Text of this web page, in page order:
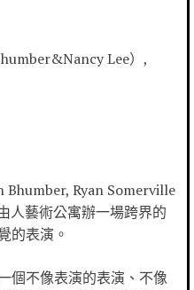
Lee）,
Ryan Somerville
人藝術公寓辦一場跨界的
的表演。
個不像表演的表演、不像